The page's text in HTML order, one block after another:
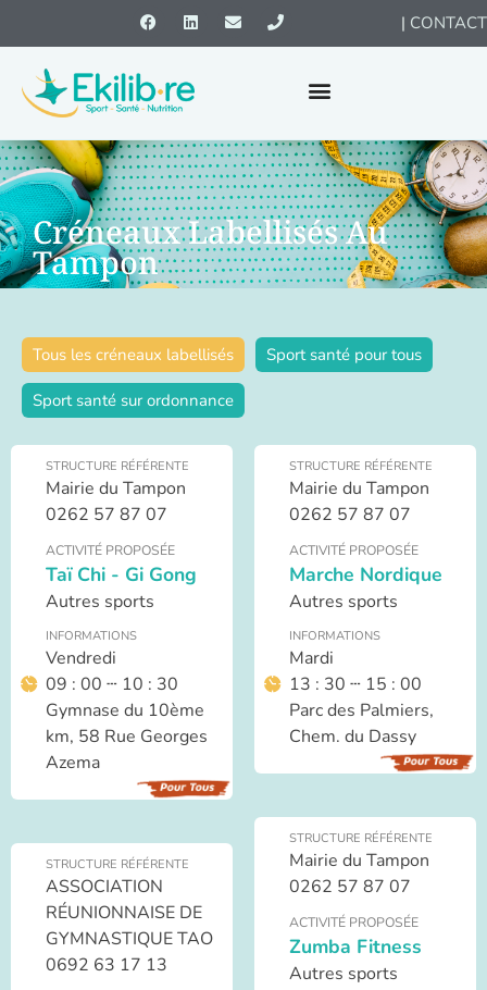
| CONTACT
Créneaux Labellisés Au
Tampon
Tous les créneaux labellisés Sport santé pour tous
Sport santé sur ordonnance
STRUCTURE RÉFÉRENTE
Mairie du Tampon
0262 57 87 07
ACTIVITÉ PROPOSÉE
Taï Chi - Gi Gong
Autres sports
INFORMATIONS
Vendredi
09 : 00 ┄ 10 : 30
Gymnase du 10ème
km, 58 Rue Georges
Azema
STRUCTURE RÉFÉRENTE
Mairie du Tampon
0262 57 87 07
ACTIVITÉ PROPOSÉE
Marche Nordique
Autres sports
INFORMATIONS
Mardi
13 : 30 ┄ 15 : 00
Parc des Palmiers,
Chem. du Dassy
STRUCTURE RÉFÉRENTE
Mairie du Tampon
0262 57 87 07
ACTIVITÉ PROPOSÉE
Zumba Fitness
Autres sports
STRUCTURE RÉFÉRENTE
ASSOCIATION
RÉUNIONNAISE DE
GYMNASTIQUE TAO
0692 63 17 13